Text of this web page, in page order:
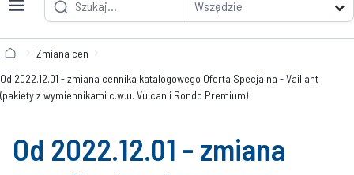
Wszędzie
Zmiana cen
Od 2022.12.01 - zmiana cennika katalogowego Oferta Specjalna - Vaillant
(pakiety z wymiennikami c.w.u. Vulcan i Rondo Premium)
Od 2022.12.01 - zmiana